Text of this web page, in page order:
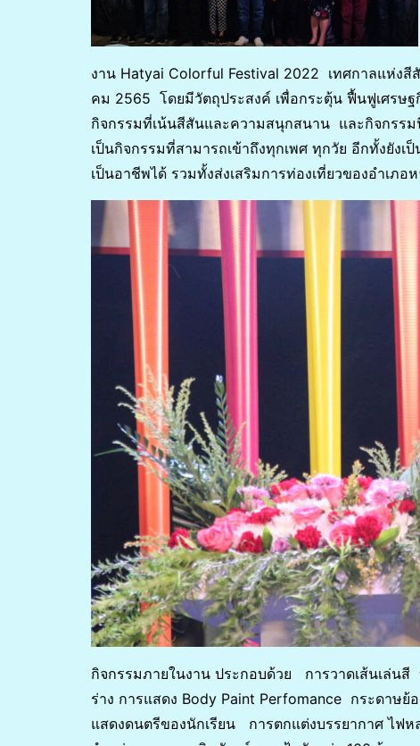
งาน Hatyai Colorful Festival 2022 เทศกาลแห่ง
คม 2565 โดยมีวัตถุประสงค์ เพื่อกระตุ้น ฟื้นฟูเศรษ
กิจกรรมที่เน้นสีสันและความสนุกสนาน และกิจกรร
เป็นกิจกรรมที่สามารถเข้าถึงทุกเพศ ทุกวัย อีกทั้งยัง
เป็นอาชีพได้ รวมทั้งส่งเสริมการท่องเที่ยวของอำเภ
กิจกรรมภายในงาน ประกอบด้วย การวาดเส้นเล่
ร่าง การแสดง Body Paint Perfomance กระดาษ
แสดงดนตรีของนักเรียน การตกแต่งบรรยากาศ ไฟ